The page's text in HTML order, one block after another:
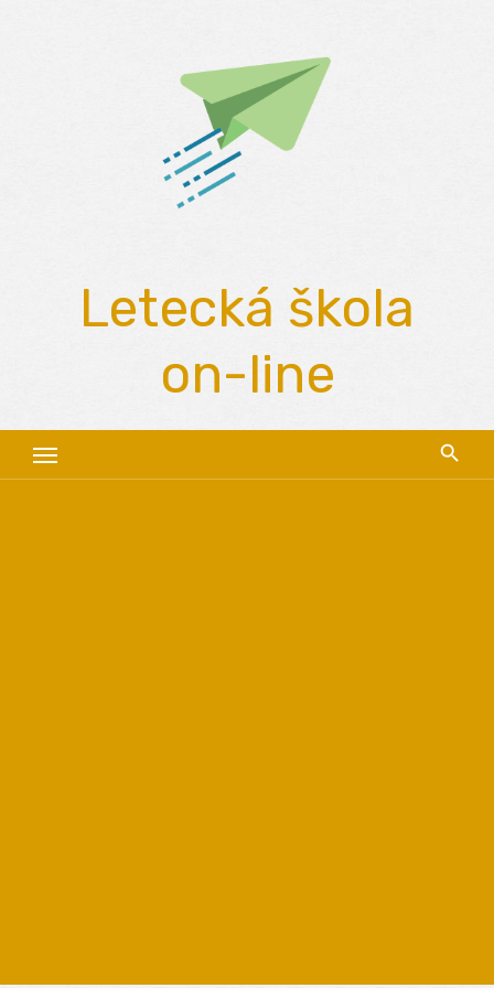
Letecká škola
on-line